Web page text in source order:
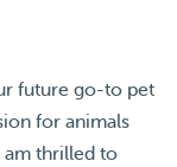
future go-to pet
for animals
thrilled to